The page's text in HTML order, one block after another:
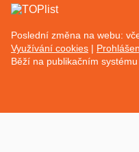
Poslední změna na webu:
Využívání cookies
Běží na publikačním systému